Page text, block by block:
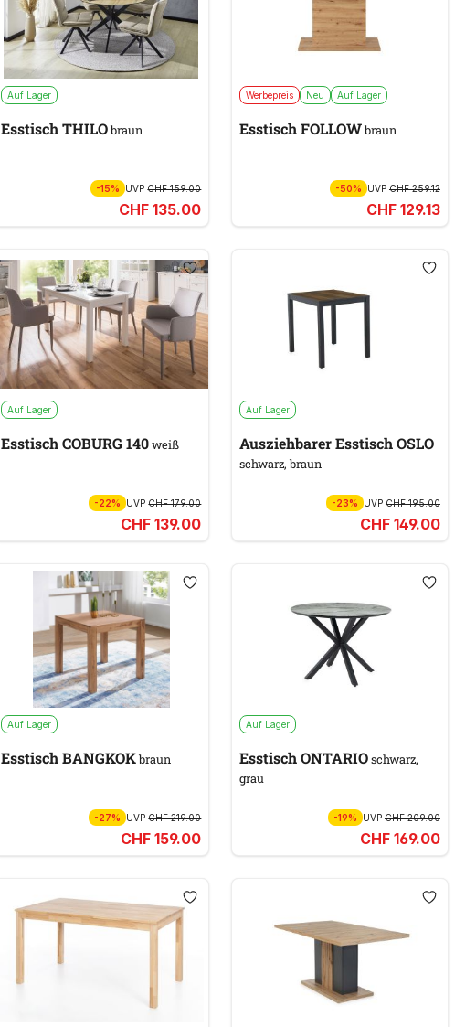
Auf Lager
Esstisch THILObraun
-15% UVPCHF 159.00
CHF 135.00
Werbepreis Neu Auf Lager
Esstisch FOLLOWbraun
-50% UVP CHF 259.12
CHF 129.13
Auf Lager
Esstisch COBURG 140weiß
-22% UVPCHF 179.00
CHF 139.00
Auf Lager
Ausziehbarer Esstisch OSLO
schwarz, braun
-23% UVP CHF 195.00
CHF 149.00
Auf Lager
Esstisch BANGKOKbraun
-27% UVPCHF 219.00
CHF 159.00
Auf Lager
Esstisch ONTARIOschwarz,
grau
-19% UVP CHF 209.00
CHF 169.00